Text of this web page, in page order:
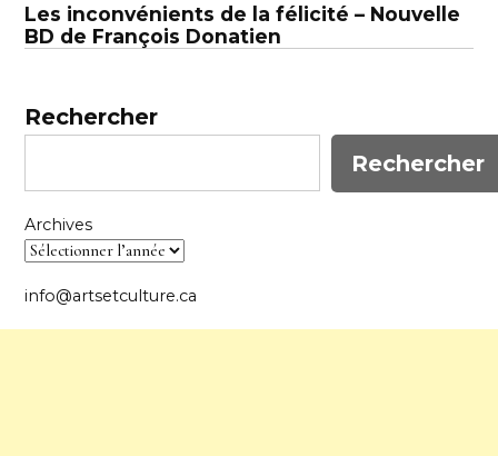
Les inconvénients de la félicité – Nouvelle
BD de François Donatien
Rechercher
Rechercher
Archives
info@artsetculture.ca